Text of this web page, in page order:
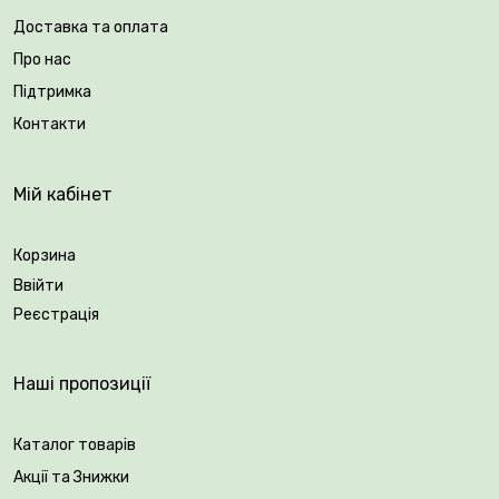
Вік саджанця: 2 роки.
Доставка та оплата
Про нас
Підтримка
Контакти
Мій кабінет
Корзина
Ввійти
Реєстрація
Наші пропозиції
Каталог товарів
Акції та Знижки